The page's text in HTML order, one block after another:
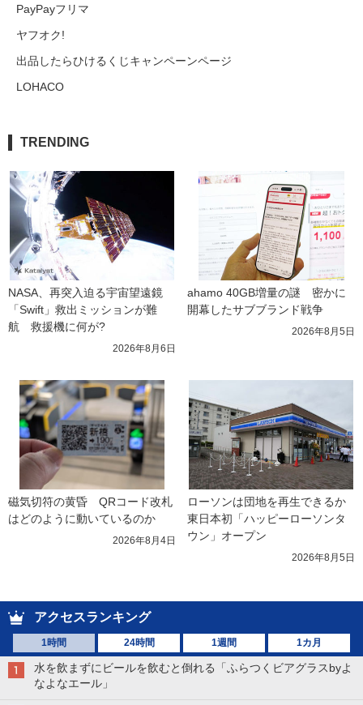
PayPayフリマ
ヤフオク!
出品したらひけるくじキャンペーンページ
LOHACO
TRENDING
NASA、再突入迫る宇宙望遠鏡
「Swift」救出ミッションが難
航　救援機に何が?
2026年8月6日
ahamo 40GB増量の謎　密かに
開幕したサブブランド戦争
2026年8月5日
磁気切符の黄昏　QRコード改札
はどのように動いているのか
2026年8月4日
ローソンは団地を再生できるか
東日本初「ハッピーローソンタ
ウン」オープン
2026年8月5日
アクセスランキング
1時間 24時間 1週間 1カ月
水を飲まずにビールを飲むと倒れる「ふらつくビアグラスbyよ
なよなエール」